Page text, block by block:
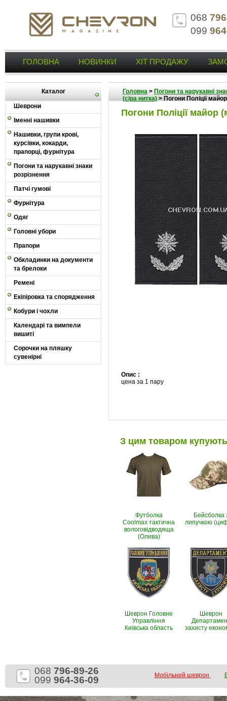
068
099
ГОЛОВНА НОВИНКИ ХІТ ПРОДАЖУ
Каталог
Шеврони
Іменні нашивки
Нашивки, групи крові,
курсівки, кокарди,
прапорці, фурнітура
Погони та нарукавні знаки
розрізнення
Патчі гумові
Фурнітура
Одяг
Головні убори
Прапори
Обкладинки на документи
та брелоки
Ремені
Екіпіровка та спорядження
Кобури і чохли
Календарі та вимпели
вишиті
Сорочки на пляшку
сувенірні
Головна> Погони та нарукавні
(сіра нитка)> Погони Поліції
Погони Поліції майор
Опис :
​цена за 1 пару
З цим товаром купують
Футболка
Coolmax тактична
вологовiдводяща
(Олива)
Бейсболка
липучкою
Шеврон Головне
Управління
Київська область
Шеврон
захисту
068 796-89-26
099 964-36-09 Мобільний шеврон